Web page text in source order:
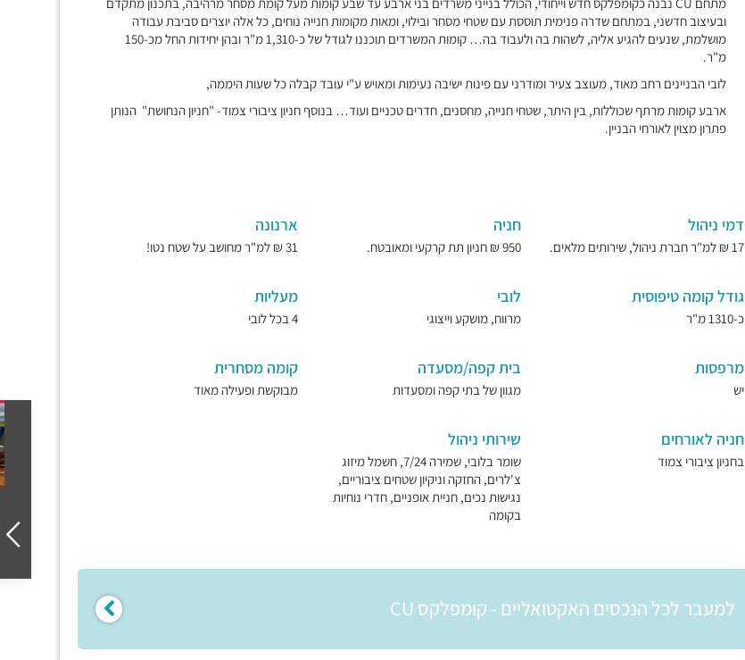
ובעיצוב חדשני, במתחם שדרה פנימית תוססת עם שטחי מסחר ובילוי, ומאות מקומות חנייה נוחים, כל אלה יוצרים סביבת עבודה
מושלמת, שנעים להגיע אליה, לשהות בה ולעבוד בה… קומות המשרדים תוכננו לגודל של כ-1,310 מ"ר ובהן יחידות החל מכ-150
מ"ר.
לובי הבניינים רחב מאוד, מעוצב צעיר ומודרני עם פינות ישיבה נעימות ומאויש ע"י עובד קבלה כל שעות היממה,
ארבע קומות מרתף שכוללות, בין היתר, שטחי חנייה, מחסנים, חדרים טכניים ועוד… בנוסף חניון ציבורי צמוד- "חניון הנחושת" הנותן
פתרון מצוין לאורחי הבניין.
דמי ניהול
17 ₪ למ"ר חברת ניהול, שירותים מלאים.
חניה
950 ₪ חניון תת קרקעי ומאובטח.
ארנונה
31 ₪ למ"ר מחושב על שטח נטו!
גודל קומה טיפוסית
כ-1310 מ"ר
לובי
מרווח, מושקע וייצוגי
מעליות
4 בכל לובי
מרפסות
יש
בית קפה/מסעדה
מגוון של בתי קפה ומסעדות
קומה מסחרית
מבוקשת ופעילה מאוד
חניה לאורחים
בחניון ציבורי צמוד
שירותי ניהול
שומר בלובי, שמירה 7/24, חשמל מיזוג
צ'לרים, החזקה וניקיון שטחים ציבוריים,
נגישות נכים, חניית אופניים, חדרי נוחיות
בקומה
למעבר לכל הנכסים האקטואליים - קומפלקס CU